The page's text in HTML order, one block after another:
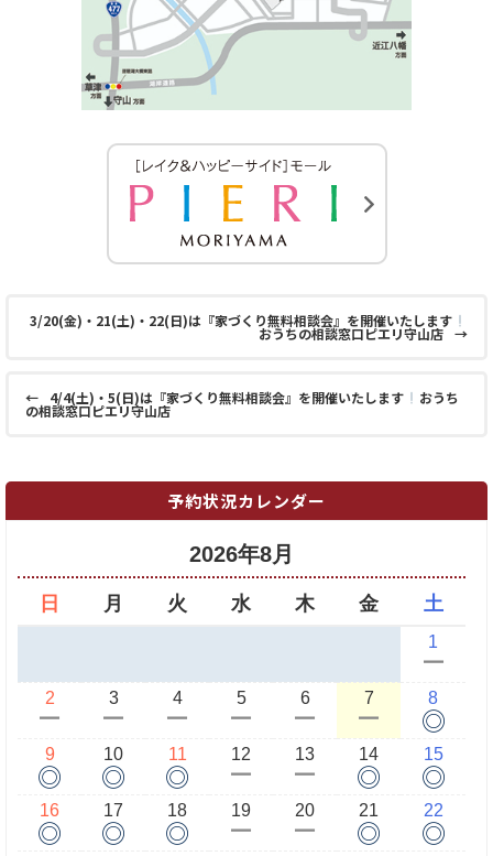
3/20(金)・21(土)・22(日)は『家づくり無料相談会』を開催いたします
おうちの相談窓口ピエリ守山店 →
← 4/4(土)・5(日)は『家づくり無料相談会』を開催いたします おうち
の相談窓口ピエリ守山店
予約状況カレンダー
2026年8月
日 月 火 水 木 金 土
1
ー
2
ー
3
ー
4
ー
5
ー
6
ー
7
ー
8
◎
9
◎
10
◎
11
◎
12
ー
13
ー
14
◎
15
◎
16
◎
17
◎
18
◎
19
ー
20
ー
21
◎
22
◎